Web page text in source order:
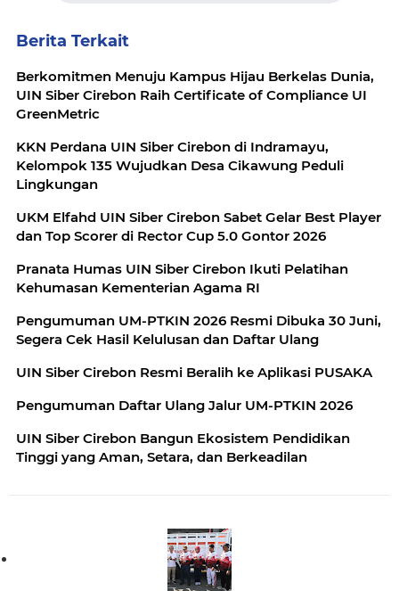
Berita Terkait
Berkomitmen Menuju Kampus Hijau Berkelas Dunia,
UIN Siber Cirebon Raih Certificate of Compliance UI
GreenMetric
KKN Perdana UIN Siber Cirebon di Indramayu,
Kelompok 135 Wujudkan Desa Cikawung Peduli
Lingkungan
UKM Elfahd UIN Siber Cirebon Sabet Gelar Best Player
dan Top Scorer di Rector Cup 5.0 Gontor 2026
Pranata Humas UIN Siber Cirebon Ikuti Pelatihan
Kehumasan Kementerian Agama RI
Pengumuman UM-PTKIN 2026 Resmi Dibuka 30 Juni,
Segera Cek Hasil Kelulusan dan Daftar Ulang
UIN Siber Cirebon Resmi Beralih ke Aplikasi PUSAKA
Pengumuman Daftar Ulang Jalur UM-PTKIN 2026
UIN Siber Cirebon Bangun Ekosistem Pendidikan
Tinggi yang Aman, Setara, dan Berkeadilan